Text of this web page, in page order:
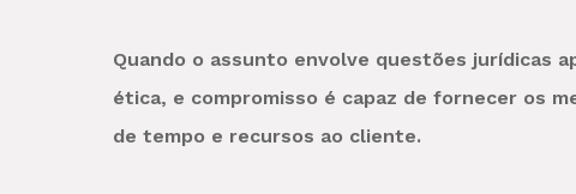
Quando o assunto envolve questões jurídicas
ética, e compromisso é capaz de fornecer os
de tempo e recursos ao cliente.